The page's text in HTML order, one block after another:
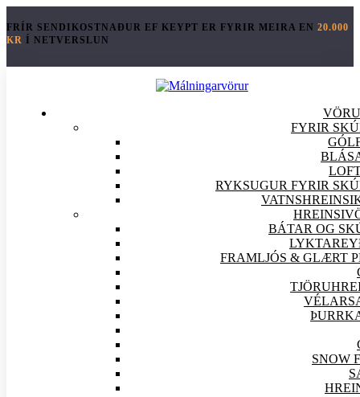
FRÍR SENDIKOSTNAÐUR EF KEYPT ER FYRIR MEIRA EN 20.000
KR Í NETVERSLUN
FYRIR
RYKSUGUR FYRIR
HREINSI
BÁTAR OG
FRAMLJÓS & GLÆRT
SNOW